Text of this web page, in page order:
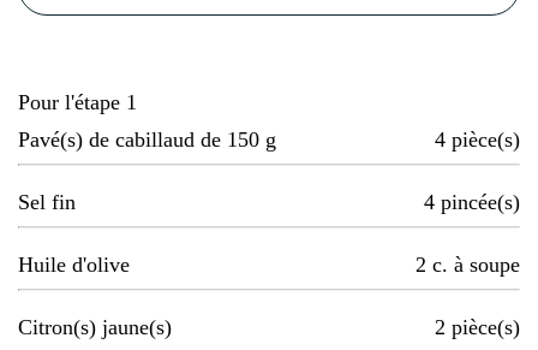
Pour l'étape 1
Pavé(s) de cabillaud de 150 g
4 pièce(s)
Sel fin 4 pincée(s)
Huile d'olive 2 c. à soupe
Citron(s) jaune(s) 2 pièce(s)